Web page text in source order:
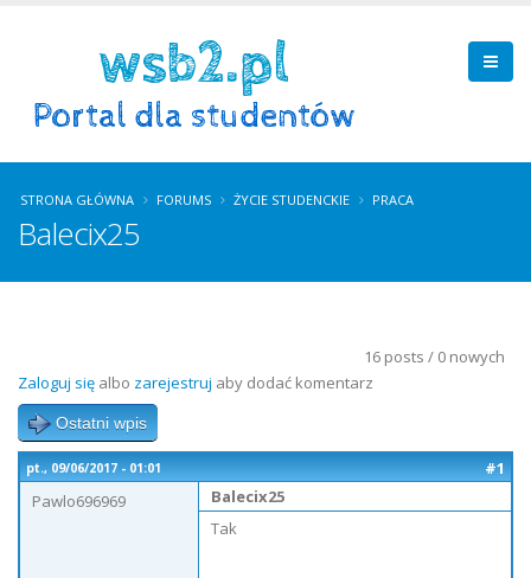
STRONA GŁÓWNA FORUMS ŻYCIE STUDENCKIE PRACA
Balecix25
16 posts / 0 nowych
Zaloguj się albo zarejestruj aby dodać komentarz
Ostatni wpis
pt., 09/06/2017 - 01:01
#1
Pawlo696969
Balecix25
Tak